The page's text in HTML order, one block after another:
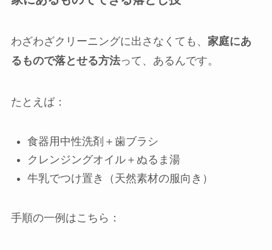
わざわざクリーニングに出さなくても、 家庭にあ
るもので落とせる方法って、あるんです。
たとえば：
食器用中性洗剤＋歯ブラシ
クレンジングオイル＋ぬるま湯
牛乳でつけ置き（天然素材の服向き）
手順の一例はこちら：